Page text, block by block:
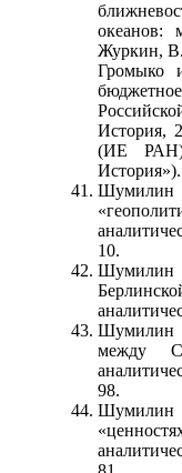
Журкин,
Громыко
История,
(ИЕ РАН)
10.
Шумилин
Шумилин
между
98.
Шумилин